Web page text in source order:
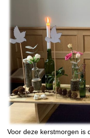
Voor deze kerstmorgen is